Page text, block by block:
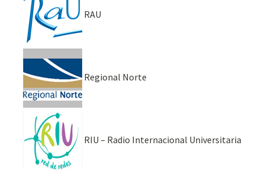
RAU
Regional Norte
RIU – Radio Internacional Universitaria